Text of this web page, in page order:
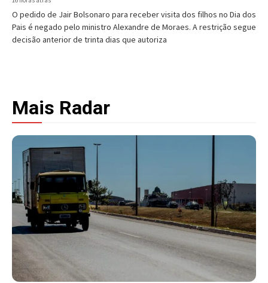
O pedido de Jair Bolsonaro para receber visita dos filhos no Dia dos
Pais é negado pelo ministro Alexandre de Moraes. A restrição segue
decisão anterior de trinta dias que autoriza
Mais Radar